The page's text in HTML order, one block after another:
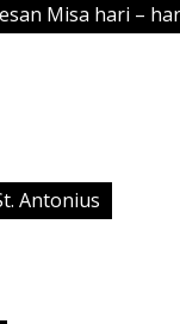
Misa hari –
Antonius